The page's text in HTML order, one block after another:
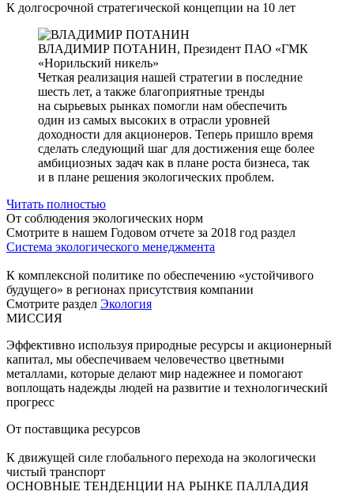
К долгосрочной стратегической концепции на 10 лет
ВЛАДИМИР ПОТАНИН, Президент ПАО «ГМК
«Норильский никель»
Четкая реализация нашей стратегии в последние
шесть лет, а также благоприятные тренды
на сырьевых рынках помогли нам обеспечить
один из самых высоких в отрасли уровней
доходности для акционеров. Теперь пришло время
сделать следующий шаг для достижения еще более
амбициозных задач как в плане роста бизнеса, так
и в плане решения экологических проблем.
Читать полностью
От соблюдения экологических норм
Смотрите в нашем Годовом отчете за 2018 год раздел
Система экологического менеджмента
К комплексной политике по обеспечению «устойчивого
будущего» в регионах присутствия компании
Смотрите раздел Экология
МИССИЯ
Эффективно используя природные ресурсы и акционерный
капитал, мы обеспечиваем человечество цветными
металлами, которые делают мир надежнее и помогают
воплощать надежды людей на развитие и технологический
прогресс
От поставщика ресурсов
К движущей силе глобального перехода на экологически
чистый транспорт
ОСНОВНЫЕ ТЕНДЕНЦИИ НА РЫНКЕ ПАЛЛАДИЯ